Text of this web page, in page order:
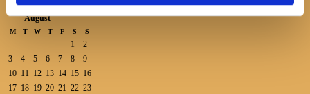
August
M T W T F S S
1
2
3
4 5 6 7 8
9
10 11 12 13 14 15 16
17 18 19 20 21 22 23